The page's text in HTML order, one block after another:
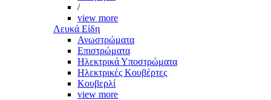
/
view more
Λευκά Είδη
Ανωστρώματα
Επιστρώματα
Ηλεκτρικά Υποστρώματα
Ηλεκτρικές Κουβέρτες
Κουβερλί
view more